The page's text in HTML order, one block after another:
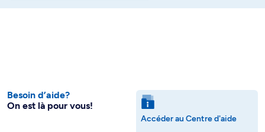
Besoin d’aide?
On est là pour vous!
Accéder au Centre d'aide